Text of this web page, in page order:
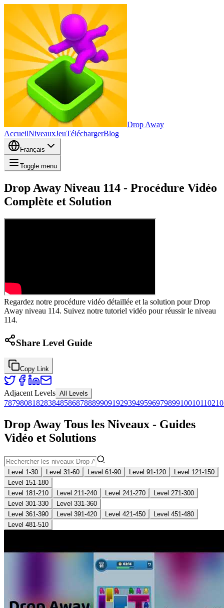
Drop Away
AccueilNiveauxJeuTéléchargerBlog
Français
Toggle menu
Drop Away Niveau 114 - Procédure Vidéo
Complète et Solution
Regardez notre procédure vidéo détaillée et la solution pour Drop
Away niveau 114. Suivez notre tutoriel vidéo pour réussir le niveau
114.
Share Level Guide
Copy Link
Adjacent Levels All Levels
78798081828384858687888990919293949596979899100101102
Drop Away Tous les Niveaux - Guides
Vidéo et Solutions
Level 1-30 Level 31-60 Level 61-90 Level 91-120
Level 121-150
Level 151-180
Level 181-210
Level 211-240 Level 241-270
Level 271-300
Level 301-330
Level 331-360
Level 361-390
Level 391-420 Level 421-450
Level 451-480
Level 481-510